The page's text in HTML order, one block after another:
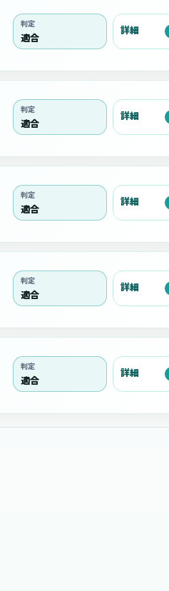
判定
適合
詳細
判定
適合
詳細
判定
適合
詳細
判定
適合
詳細
判定
適合
詳細